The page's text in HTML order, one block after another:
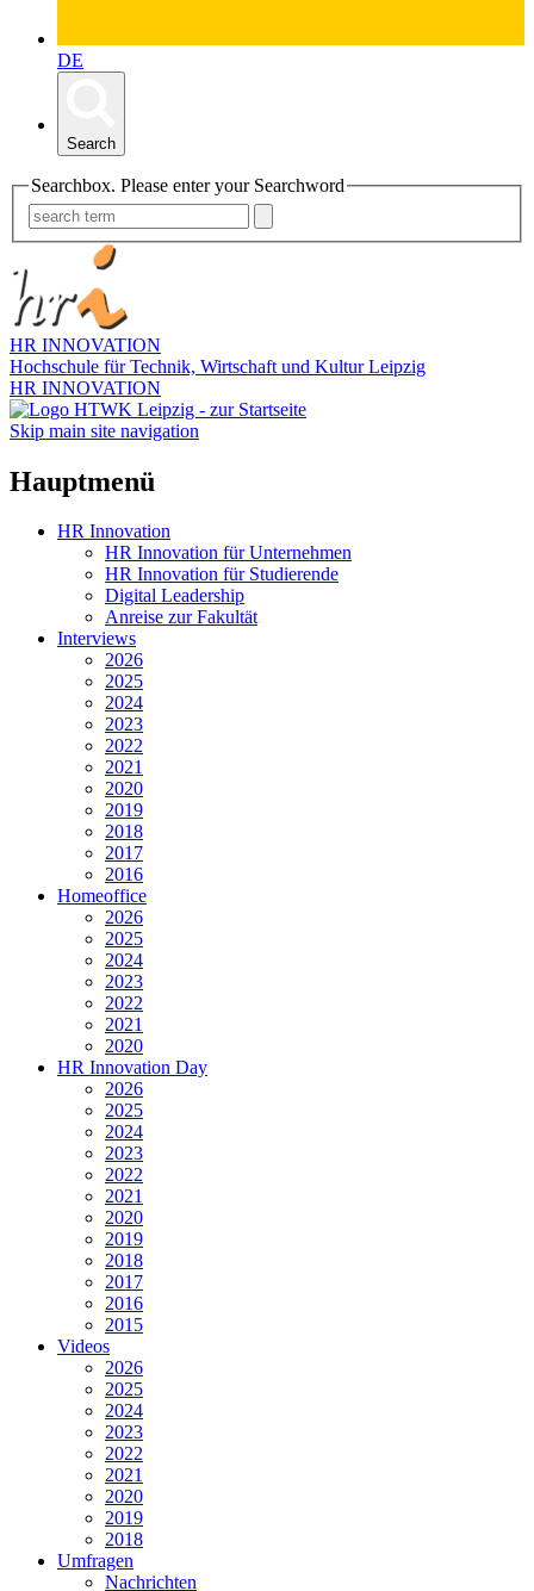
DE
Search
Searchbox. Please enter your Searchword
HR INNOVATION
Hochschule für Technik, Wirtschaft und Kultur Leipzig
HR INNOVATION
Skip main site navigation
Hauptmenü
HR Innovation
HR Innovation für Unternehmen
HR Innovation für Studierende
Digital Leadership
Anreise zur Fakultät
Interviews
2026
2025
2024
2023
2022
2021
2020
2019
2018
2017
2016
Homeoffice
2026
2025
2024
2023
2022
2021
2020
HR Innovation Day
2026
2025
2024
2023
2022
2021
2020
2019
2018
2017
2016
2015
Videos
2026
2025
2024
2023
2022
2021
2020
2019
2018
Umfragen
Nachrichten